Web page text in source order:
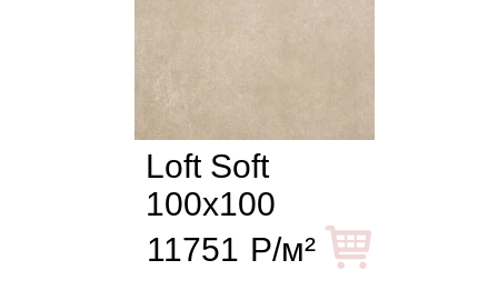
Loft Soft
100x100
11751 Р/м²